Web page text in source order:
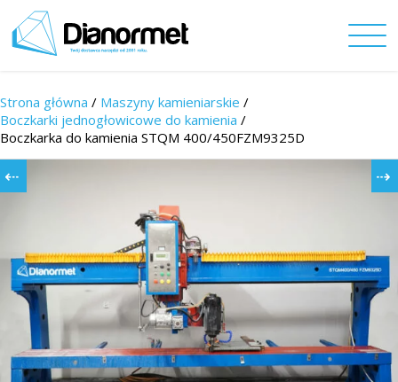
Strona główna / Maszyny kamieniarskie /
Boczkarki jednogłowicowe do kamienia /
Boczkarka do kamienia STQM 400/450FZM9325D